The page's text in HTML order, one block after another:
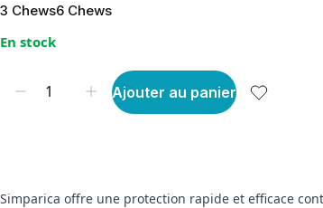
3 Chews6 Chews
En stock
Ajouter au panier
Simparica offre une protection rapide et efficace